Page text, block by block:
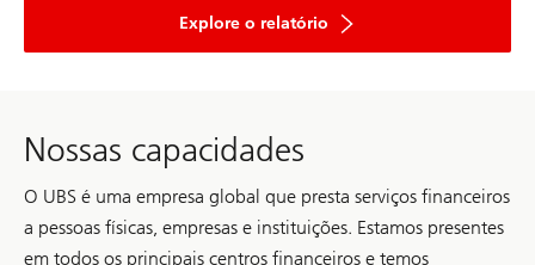
Explore o relatório
capital
recorde
apoiou
soluções
Nossas capacidades
O UBS é uma empresa global que presta serviços financeiros
a pessoas físicas, empresas e instituições. Estamos presentes
em todos os principais centros financeiros e temos